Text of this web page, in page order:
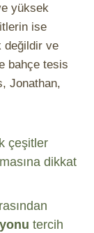
yüksek
ise
değildir ve
bahçe tesis
Jonathan,
çeşitler
dikkat
tercih